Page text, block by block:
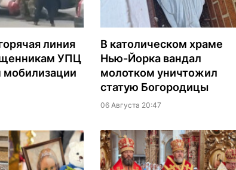
линия
УПЦ
мобилизации
В католическом храме
Нью-Йорка вандал
молотком уничтожил
статую Богородицы
06 Августа 20:47